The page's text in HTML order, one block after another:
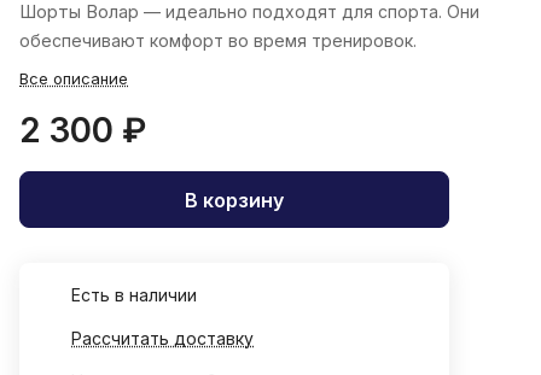
Шорты Волар — идеально подходят для спорта. Они
обеспечивают комфорт во время тренировок.
Все описание
2 300 ₽
В корзину
Есть в наличии
Рассчитать доставку